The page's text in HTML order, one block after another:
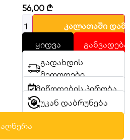
56,00 ₾
კალათაში
ყიდვა
განვადება
გადახდის
მეთოდები
მიწოდების პირობა
უკან დაბრუნება
აღწერა